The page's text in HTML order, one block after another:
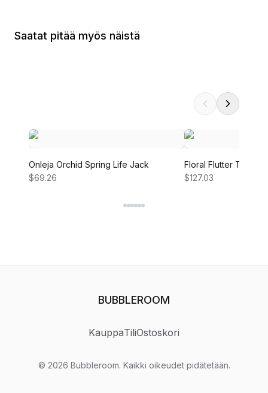
Saatat pitää myös näistä
Onleja Orchid Spring Life Jack
$69.26
Floral Flutter Tiered
$127.03
BUBBLEROOM
KauppaTiliOstoskori
© 2026 Bubbleroom. Kaikki oikeudet pidätetään.